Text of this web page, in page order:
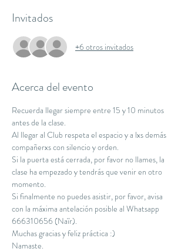
Invitados
+6 otros invitados
Acerca del evento
Recuerda llegar siempre entre 15 y 10 minutos
antes de la clase.
Al llegar al Club respeta el espacio y a lxs demás
compañerxs con silencio y orden.
Si la puerta está cerrada, por favor no llames, la
clase ha empezado y tendrás que venir en otro
momento.
Si finalmente no puedes asistir, por favor, avisa
con la máxima antelación posible al Whatsapp
666310656 (Naïr).
Muchas gracias y feliz práctica :)
Namaste.